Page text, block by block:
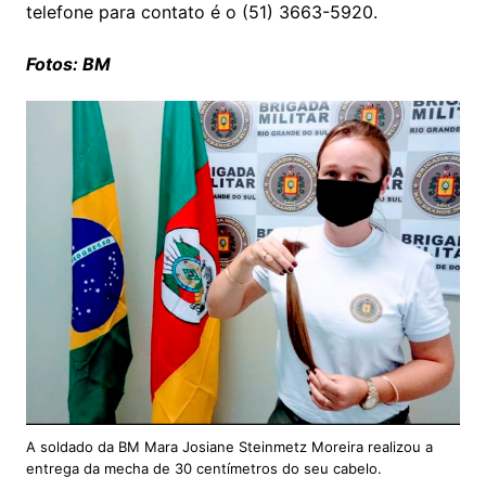
telefone para contato é o (51) 3663-5920.
Fotos: BM
A soldado da BM Mara Josiane Steinmetz Moreira realizou a
entrega da mecha de 30 centímetros do seu cabelo.